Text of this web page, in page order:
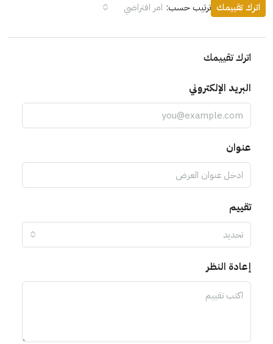
ترتيب حسب: امر افتراضي اترك تقييمك
اترك تقييمك
البريد الإلكتروني
عنوان
تقييم
تحديد
إعادة النظر